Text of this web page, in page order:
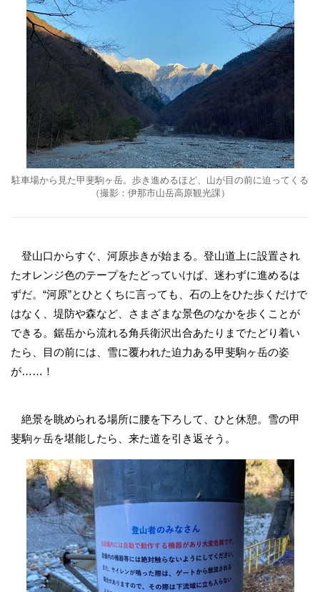
駐車場から見た甲斐駒ヶ岳。歩き進めるほど、山が目の前に迫ってくる
（撮影：伊那市山岳高原観光課）
登山口からすぐ、河原歩きが始まる。登山道上に設置され
たオレンジ色のテープをたどっていけば、迷わずに進めるは
ずだ。“河原”とひとくちに言っても、石の上をひた歩くだけで
はなく、堤防や森など、さまざまな景色のなかを歩くことが
できる。鋸岳から流れる角兵衛沢出合あたりまでたどり着い
たら、目の前には、雪に覆われた迫力ある甲斐駒ヶ岳の姿
が……！
絶景を眺められる場所に腰を下ろして、ひと休憩。雪の甲
斐駒ヶ岳を堪能したら、来た道を引き返そう。